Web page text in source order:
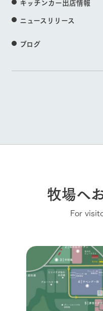
キッチンカー出店情報
ニュースリリース
ブログ
牧場へ
For